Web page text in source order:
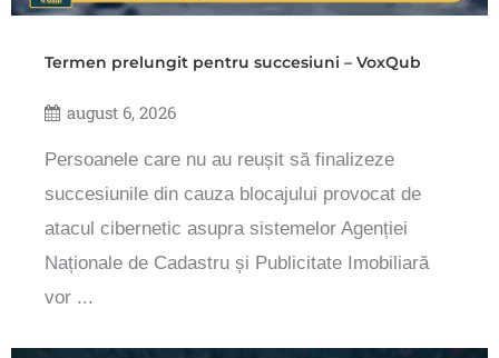
Termen prelungit pentru succesiuni – VoxQub
august 6, 2026
Persoanele care nu au reușit să finalizeze
succesiunile din cauza blocajului provocat de
atacul cibernetic asupra sistemelor Agenției
Naționale de Cadastru și Publicitate Imobiliară
vor ...